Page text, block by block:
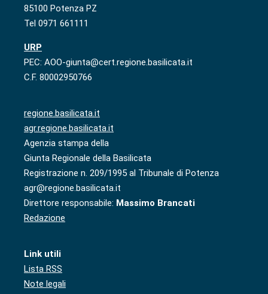
85100 Potenza PZ
Tel 0971 661111
URP
PEC: AOO-giunta@cert.regione.basilicata.it
C.F. 80002950766
regione.basilicata.it
agr.regione.basilicata.it
Agenzia stampa della
Giunta Regionale della Basilicata
Registrazione n. 209/1995 al Tribunale di Potenza
agr@regione.basilicata.it
Direttore responsabile: Massimo Brancati
Redazione
Link utili
Lista RSS
Note legali